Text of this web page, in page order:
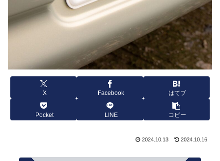
X Facebook はてブ
Pocket LINE コピー
2024.10.13 2024.10.16